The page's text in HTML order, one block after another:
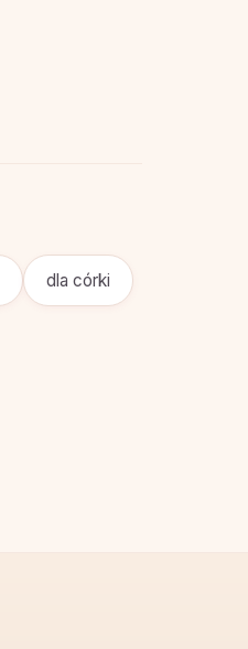
dla córki